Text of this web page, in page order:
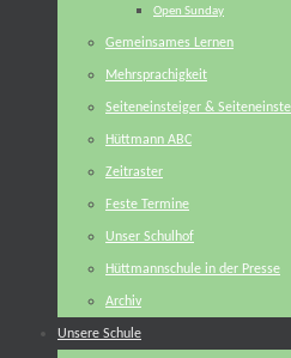
Open Sunday
Gemeinsames Lernen
Mehrsprachigkeit
Seiteneinsteiger &
Hüttmann ABC
Zeitraster
Feste Termine
Unser Schulhof
Hüttmannschule in der Presse
Archiv
Unsere Schule